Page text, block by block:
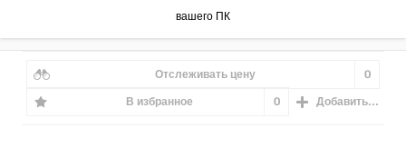
вашего ПК
Отслеживать цену 0
В избранное 0 Добавить...